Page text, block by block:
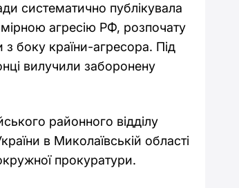
систематично публікувала
агресію РФ, розпочату
з боку країни-агресора. Під
вилучили заборонену
районного відділу
в Миколаївській області
прокуратури.